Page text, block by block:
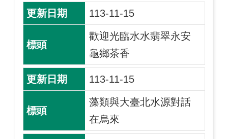
113-11-15
歡迎光臨水水翡翠永安
龜鄉茶香
113-11-15
藻類與大臺北水源對話
在烏來